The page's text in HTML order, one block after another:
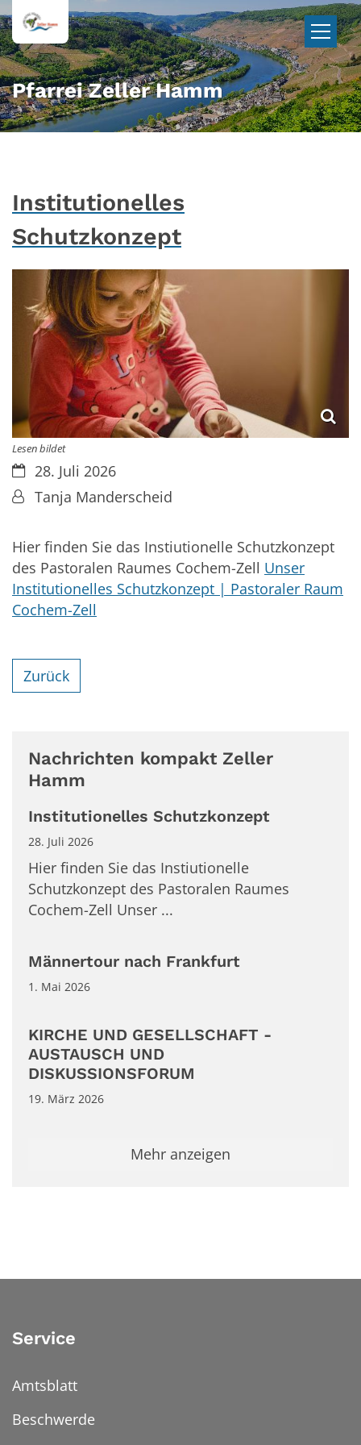
Zum Inhalt springen
Pfarrei Zeller Hamm
Institutionelles
Schutzkonzept
Lesen bildet
Datum:28. Juli 2026
Von:Tanja Manderscheid
Hier finden Sie das Instiutionelle Schutzkonzept
des Pastoralen Raumes Cochem-Zell Unser
Institutionelles Schutzkonzept | Pastoraler Raum
Cochem-Zell
Zurück
Nachrichten kompakt Zeller
Hamm
Institutionelles Schutzkonzept
28. Juli 2026
Hier finden Sie das Instiutionelle
Schutzkonzept des Pastoralen Raumes
Cochem-Zell Unser ...
Männertour nach Frankfurt
1. Mai 2026
KIRCHE UND GESELLSCHAFT -
AUSTAUSCH UND
DISKUSSIONSFORUM
19. März 2026
Mehr anzeigen
Service
Amtsblatt
Beschwerde